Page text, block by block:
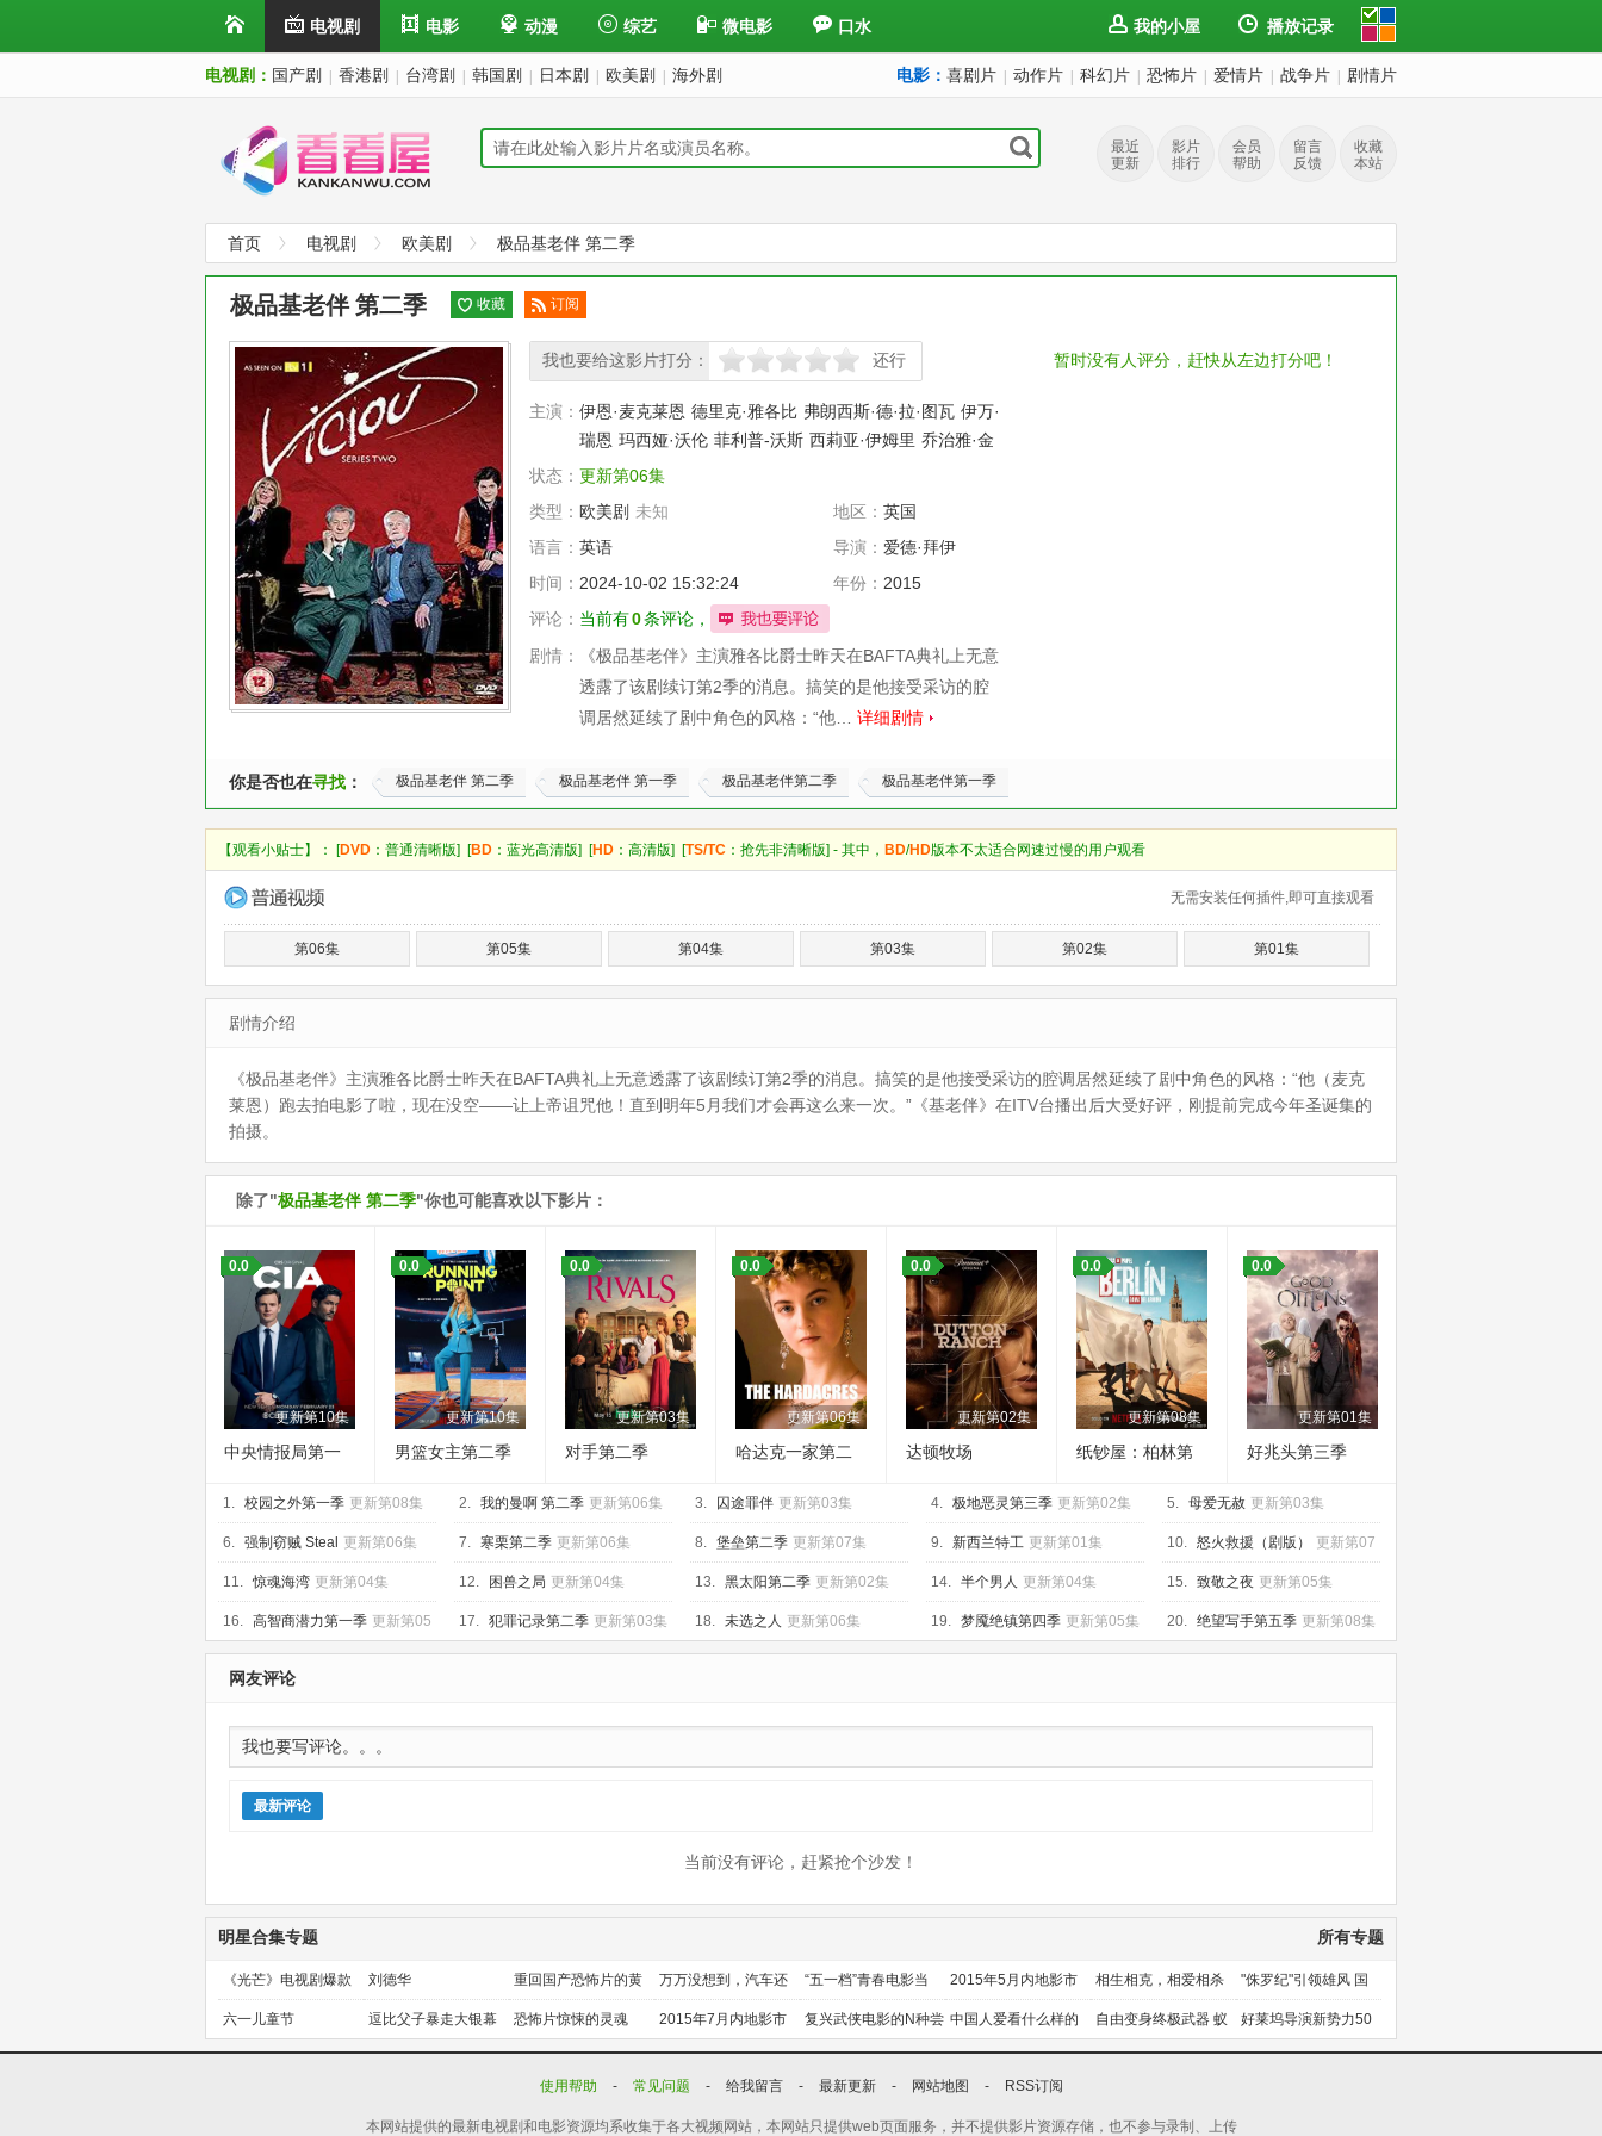
电视剧 电影 动漫 综艺 微电影 口水 我的小屋 播放记录
电视剧： 国产剧 香港剧 台湾剧 韩国剧 日本剧 欧美剧 海外剧 电影： 喜剧片 动作片 科幻片 恐怖片 爱情片 战争片 剧情片
最近
更新
影片
排行
会员
帮助
留言
反馈
收藏
本站
首页 电视剧 欧美剧 极品基老伴 第二季
暂时没有人评分，赶快从左边打分吧！
极品基老伴 第二季 收藏
订阅
我也要给这影片打分：
很差较差 还行推荐 力荐 还行
主演： 伊恩·麦克莱恩 德里克·雅各比 弗朗西斯·德·拉·图瓦 伊万·
瑞恩 玛西娅·沃伦 菲利普-沃斯 西莉亚·伊姆里 乔治雅·金
状态： 更新第06集
类型： 欧美剧 未知 地区： 英国
语言： 英语 导演： 爱德·拜伊
时间： 2024-10-02 15:32:24 年份： 2015
评论： 当前有0条评论，
剧情：
《极品基老伴》主演雅各比爵士昨天在BAFTA典礼上无意
透露了该剧续订第2季的消息。搞笑的是他接受采访的腔
调居然延续了剧中角色的风格：“他… 详细剧情
你是否也在寻找 ： 极品基老伴 第二季 极品基老伴 第一季 极品基老伴第二季 极品基老伴第一季
【观看小贴士】： [DVD ：普通清晰版] [BD ：蓝光高清版] [HD ：高清版] [TS/TC ：抢先非清晰版] - 其中， BD/HD版本不太适合网速过慢的用户观看
无需安装任何插件,即可直接观看
第06集 第05集 第04集 第03集 第02集 第01集
剧情介绍
《极品基老伴》主演雅各比爵士昨天在BAFTA典礼上无意透露了该剧续订第2季的消息。搞笑的是他接受采访的腔调居然延续了剧中角色的风格：“他（麦克
莱恩）跑去拍电影了啦，现在没空——让上帝诅咒他！直到明年5月我们才会再这么来一次。”《基老伴》在ITV台播出后大受好评，刚提前完成今年圣诞集的
拍摄。
除了"极品基老伴 第二季"你也可能喜欢以下影片：
更新第10集
0.0
中央情报局第一
更新第10集
0.0
男篮女主第二季
更新第03集
0.0
对手第二季
更新第06集
0.0
哈达克一家第二
更新第02集
0.0
达顿牧场
更新第08集
0.0
纸钞屋：柏林第
更新第01集
0.0
好兆头第三季
1. 校园之外第一季 更新第08集 2. 我的曼啊 第二季 更新第06集 3. 囚途罪伴 更新第03集 4. 极地恶灵第三季 更新第02集 5. 母爱无赦 更新第03集
6. 强制窃贼 Steal 更新第06集 7. 寒栗第二季 更新第06集 8. 堡垒第二季 更新第07集 9. 新西兰特工 更新第01集 10. 怒火救援（剧版） 更新第07
集
11. 惊魂海湾 更新第04集 12. 困兽之局 更新第04集 13. 黑太阳第二季 更新第02集 14. 半个男人 更新第04集 15. 致敬之夜 更新第05集
16. 高智商潜力第一季 更新第05
集
17. 犯罪记录第二季 更新第03集 18. 未选之人 更新第06集 19. 梦魇绝镇第四季 更新第05集 20. 绝望写手第五季 更新第08集
网友评论
最新评论
当前没有评论，赶紧抢个沙发！
所有专题
明星合集专题
《光芒》电视剧爆款
预定！
刘德华 重回国产恐怖片的黄
金时代
万万没想到，汽车还
能干这个？
“五一档”青春电影当
道
2015年5月内地影市
前瞻
相生相克，相爱相杀 "侏罗纪"引领雄风 国
产片下旬逆袭
六一儿童节 逗比父子暴走大银幕 恐怖片惊悚的灵魂 2015年7月内地影市
前瞻
复兴武侠电影的N种尝
试
中国人爱看什么样的
喜剧？
自由变身终极武器 蚁
人能力使用者大盘点
好莱坞导演新势力50
人上篇
使用帮助
- 常见问题 - 给我留言 - 最新更新 - 网站地图 - RSS订阅
本网站提供的最新电视剧和电影资源均系收集于各大视频网站，本网站只提供web页面服务，并不提供影片资源存储，也不参与录制、上传